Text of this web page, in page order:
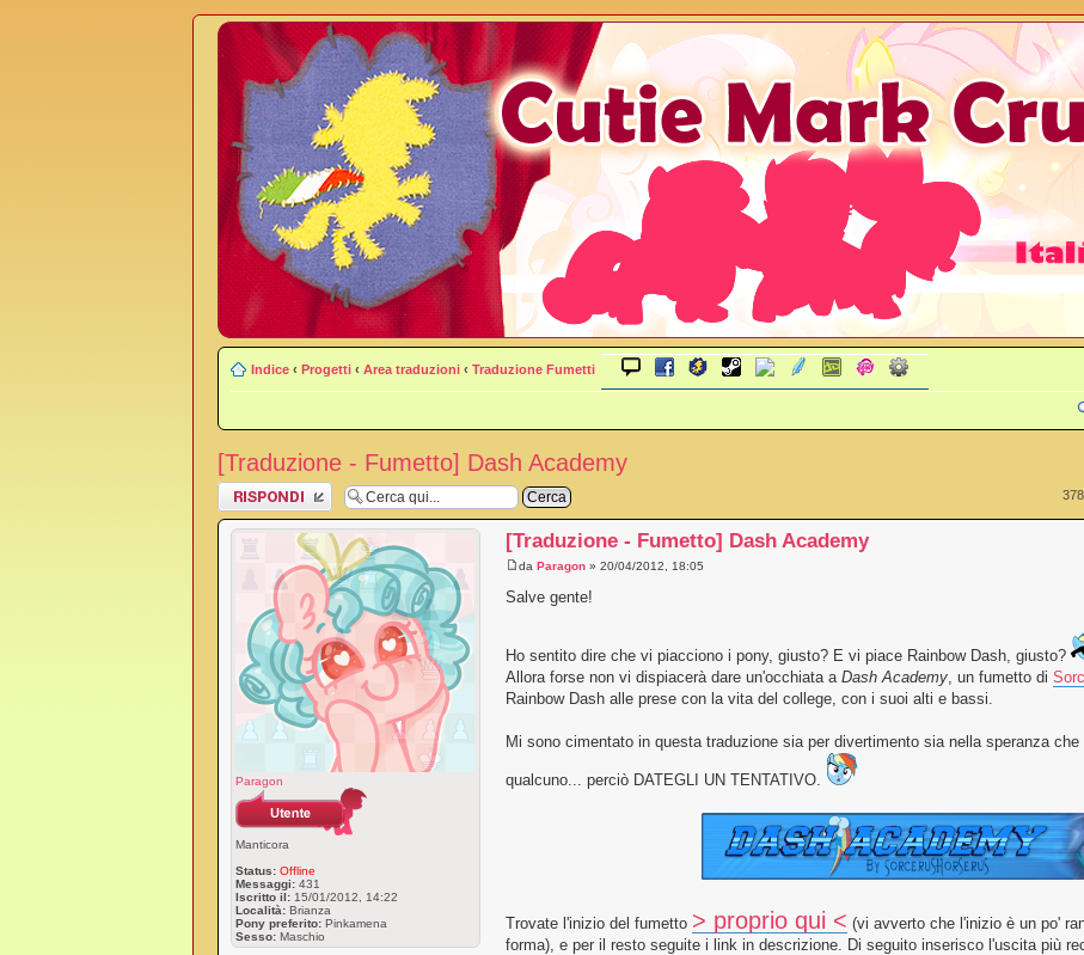
Indice ‹ Progetti ‹ Area traduzioni ‹ Traduzione Fumetti
[Traduzione - Fumetto] Dash Academy
Rispondi al
messaggio
[Traduzione - Fumetto] Dash Academy
da Paragon» 20/04/2012, 18:05
Salve gente!
Ho sentito dire che vi piacciono i pony, giusto? E vi piace Rainbow Dash, giusto?
Allora forse non vi dispiacerà dare un'occhiata a Dash Academy, un fumetto di
Rainbow Dash alle prese con la vita del college, con i suoi alti e bassi.
Mi sono cimentato in questa traduzione sia per divertimento sia nella speranza
qualcuno... perciò DATEGLI UN TENTATIVO.
Trovate l'inizio del fumetto > proprio qui < (vi avverto che l'inizio è un po'
forma), e per il resto seguite i link in descrizione. Di seguito inserisco l'uscita più
Paragon
Manticora
Status: Offline
Messaggi: 431
Iscritto il: 15/01/2012, 14:22
Località: Brianza
Pony preferito: Pinkamena
Sesso: Maschio